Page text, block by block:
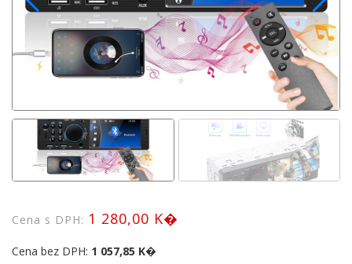
Cena s DPH: 1 280,00 K�
Cena bez DPH: 1 057,85 K�